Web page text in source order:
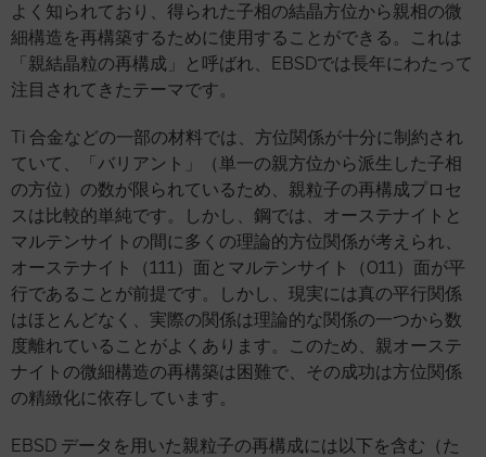
よく知られており、得られた子相の結晶方位から親相の微
細構造を再構築するために使用することができる。これは
「親結晶粒の再構成」と呼ばれ、EBSDでは長年にわたって
注目されてきたテーマです。
Ti 合金などの一部の材料では、方位関係が十分に制約され
ていて、「バリアント」（単一の親方位から派生した子相
の方位）の数が限られているため、親粒子の再構成プロセ
スは比較的単純です。しかし、鋼では、オーステナイトと
マルテンサイトの間に多くの理論的方位関係が考えられ、
オーステナイト（111）面とマルテンサイト（011）面が平
行であることが前提です。しかし、現実には真の平行関係
はほとんどなく、実際の関係は理論的な関係の一つから数
度離れていることがよくあります。このため、親オーステ
ナイトの微細構造の再構築は困難で、その成功は方位関係
の精緻化に依存しています。
EBSD データを用いた親粒子の再構成には以下を含む（た